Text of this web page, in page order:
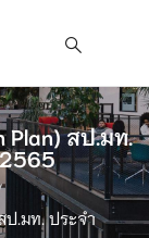
Plan) สป.มท.
ป.มท. ประจำ